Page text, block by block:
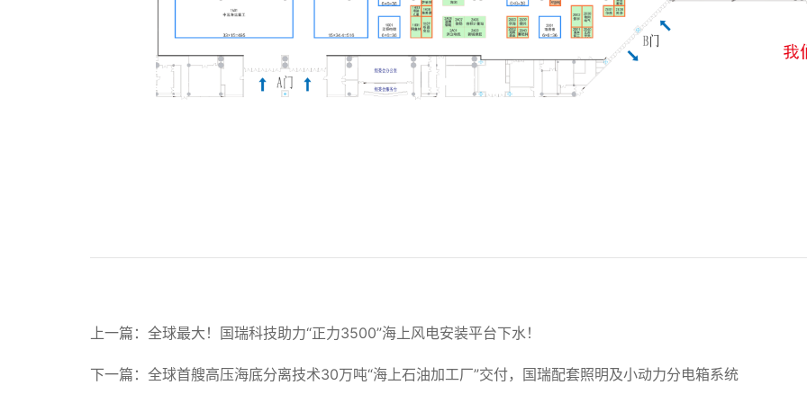
上一篇：全球最大！国瑞科技助力“正力3500”海上风电安装平台下水！
下一篇：全球首艘高压海底分离技术30万吨“海上石油加工厂”交付，国瑞配套照明及小动力分电箱系统